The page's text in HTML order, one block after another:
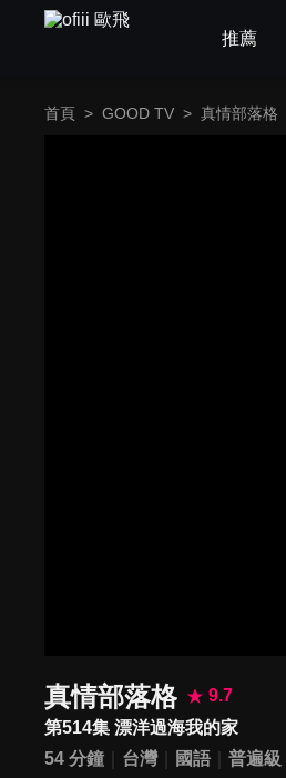
推薦
首頁 > GOOD TV > 真情部落格
真情部落格
9.7
第514集 漂洋過海我的家
54 分鐘
台灣 國語
普遍級